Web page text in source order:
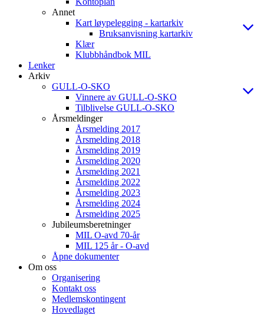
Annet
Kart løypelegging - kartarkiv
Bruksanvisning kartarkiv
Klær
Klubbhåndbok MIL
Lenker
Arkiv
GULL-O-SKO
Vinnere av GULL-O-SKO
Tilblivelse GULL-O-SKO
Årsmeldinger
Årsmelding 2017
Årsmelding 2018
Årsmelding 2019
Årsmelding 2020
Årsmelding 2021
Årsmelding 2022
Årsmelding 2023
Årsmelding 2024
Årsmelding 2025
Jubileumsberetninger
MIL O-avd 70-år
MIL 125 år - O-avd
Åpne dokumenter
Om oss
Organisering
Kontakt oss
Medlemskontingent
Hovedlaget